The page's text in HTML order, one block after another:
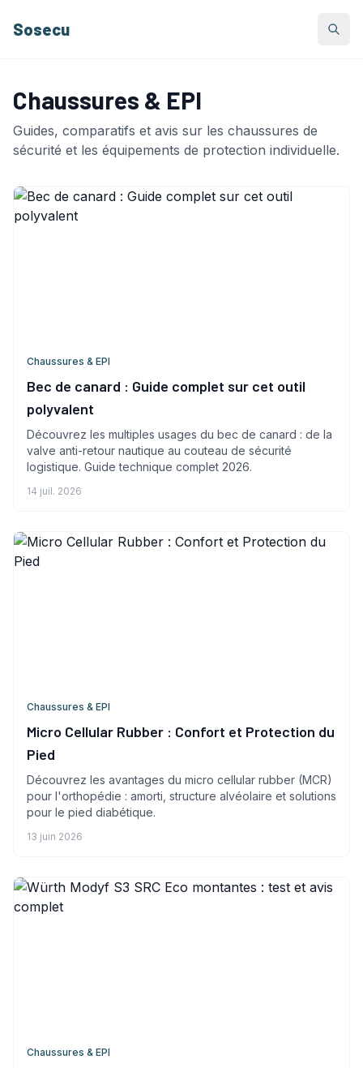
Sosecu
Chaussures & EPI
Guides, comparatifs et avis sur les chaussures de
sécurité et les équipements de protection individuelle.
Chaussures & EPI
Bec de canard : Guide complet sur cet outil
polyvalent
Découvrez les multiples usages du bec de canard : de la
valve anti-retour nautique au couteau de sécurité
logistique. Guide technique complet 2026.
14 juil. 2026
Chaussures & EPI
Micro Cellular Rubber : Confort et Protection du
Pied
Découvrez les avantages du micro cellular rubber (MCR)
pour l'orthopédie : amorti, structure alvéolaire et solutions
pour le pied diabétique.
13 juin 2026
Chaussures & EPI